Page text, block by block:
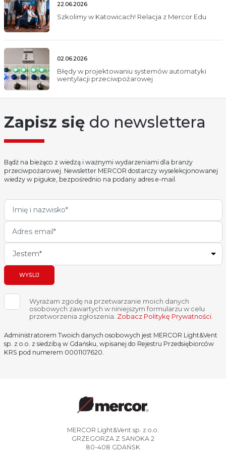
22.06.2026
Szkolimy w Katowicach! Relacja z Mercor Edu
02.06.2026
Błędy w projektowaniu systemów automatyki
wentylacji przeciwpożarowej
Zapisz się do newslettera
Bądź na bieżąco z wiedzą i ważnymi wydarzeniami dla branży
przeciwpożarowej. Newsletter MERCOR dostarczy wyselekcjonowanej
wiedzy w pigułce, bezpośrednio na podany adres e-mail.
Jestem*
WYŚLIJ
Wyrażam zgodę na przetwarzanie moich danych
osobowych zawartych w niniejszym formularzu w celu
przetworzenia zgłoszenia. Zobacz Politykę Prywatności.
Administratorem Twoich danych osobowych jest MERCOR Light&Vent
sp. z o.o. z siedzibą w Gdańsku, wpisanej do Rejestru Przedsiębiorców
KRS pod numerem 0001107620.
MERCOR Light&Vent sp. z o.o.
GRZEGORZA Z SANOKA 2
80-408 GDAŃSK